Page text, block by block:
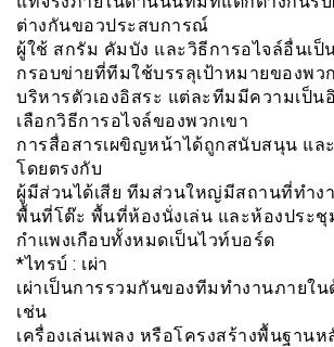
ต่างกันขอวประสบการณ์
ผู้ใช้ สกรัม คัมบัง และวิธีการอไจล์อื่นเป็
กรอบข่ายที่ทีมใช้บรรลุเป้าหมายของพว
บริหารตัวเองอิสระ แต่ละทีมมีความเป็
เลือกวิธีการอไจล์ของพวกเขา
การสื่อสารเผขิญหน้าได้ถูกสนับสนุน แล
โดยตรงกับ
ผู้มีส่วนได้เสีย ทีมส่วนใหญ่มีสถานที่ทำง
พื้นที่โต๊ะ พื้นที่ห้องนั่งเล่น และห้องประ
กำแพงเกือบทั้งหมดเป็นไวท์บอร์ด
*ไทรบ์ : เผ่า
เผ่าเป็นการรวมกันของทีมทำงานภายใ
เช่น
เครื่องเล่นเพลง หรือโครงสร้างพื้นฐานห